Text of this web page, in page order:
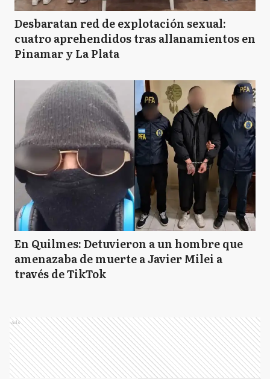
Desbaratan red de explotación sexual:
cuatro aprehendidos tras allanamientos en
Pinamar y La Plata
En Quilmes: Detuvieron a un hombre que
amenazaba de muerte a Javier Milei a
través de TikTok
Ads